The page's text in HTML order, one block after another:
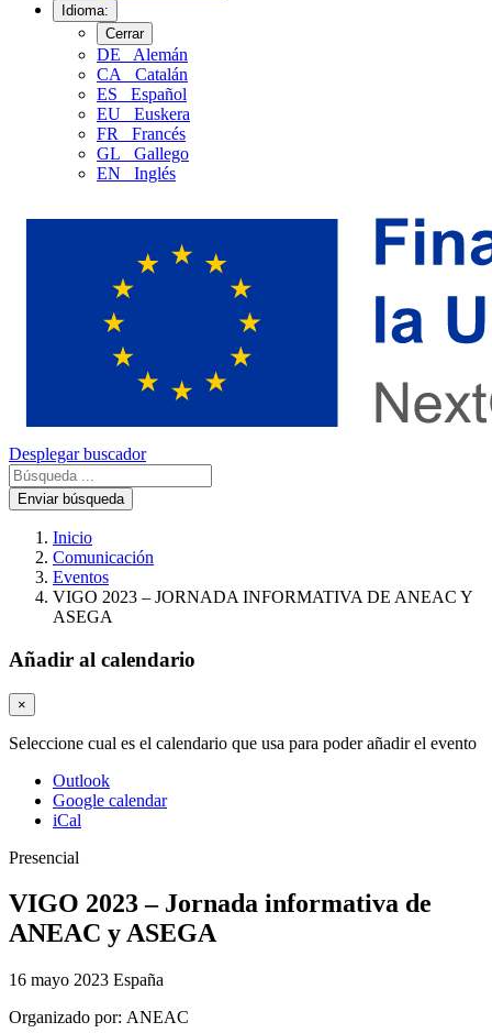
Idioma:
Cerrar
DE
Alemán
CA
Catalán
ES
Español
EU
Euskera
FR
Francés
GL
Gallego
EN
Inglés
Desplegar buscador
Enviar búsqueda
Inicio
Comunicación
Eventos
VIGO 2023 – JORNADA INFORMATIVA DE ANEAC Y
ASEGA​
Añadir al calendario
×
Seleccione cual es el calendario que usa para poder añadir el evento
Outlook
Google calendar
iCal
Presencial
VIGO 2023 – Jornada informativa de
ANEAC y ASEGA​
16 mayo 2023 España
Organizado por: ANEAC